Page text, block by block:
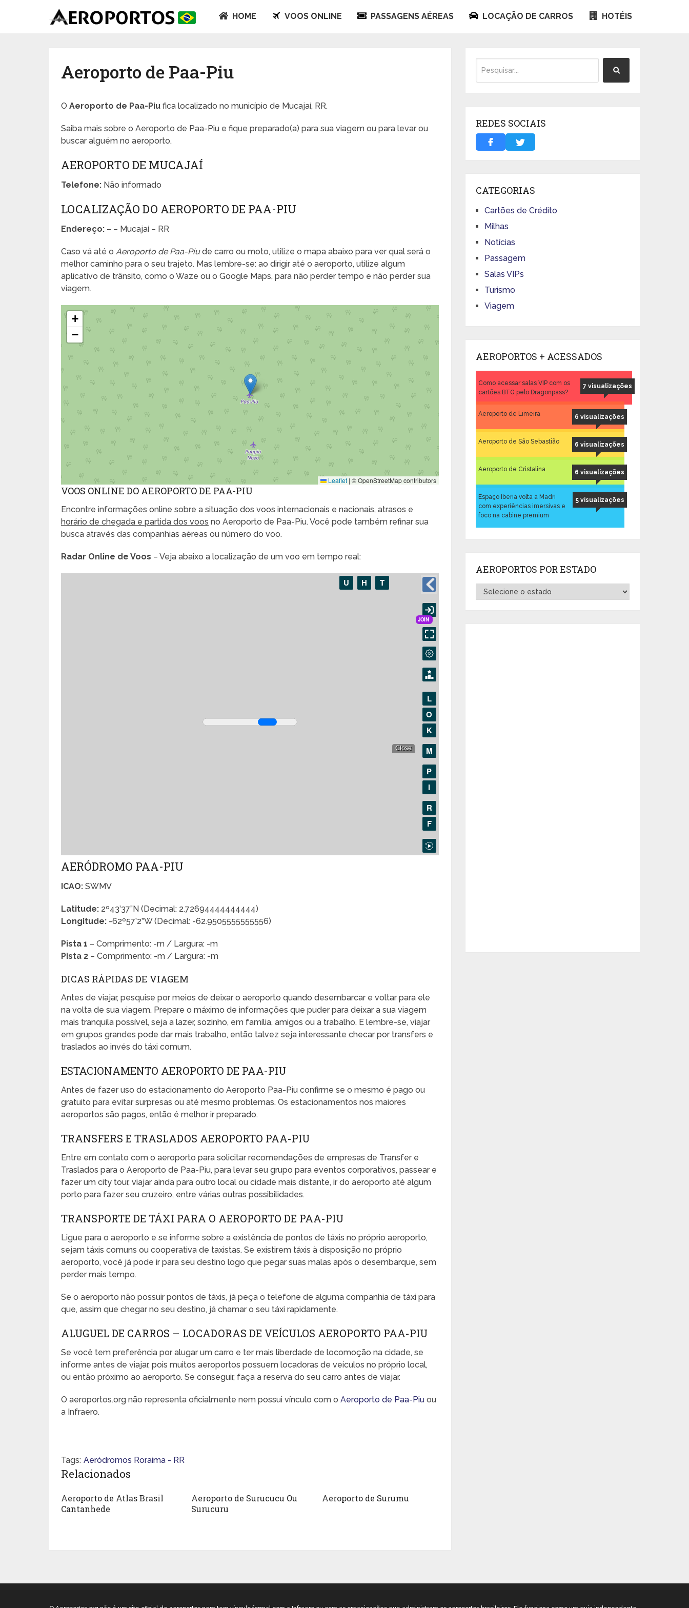
HOME VOOS ONLINE PASSAGENS AÉREAS LOCAÇÃO DE CARROS HOTÉIS
Aeroporto de Paa-Piu
OAeroporto de Paa-Piu fica localizado no município de Mucajaí, RR.
Saiba mais sobre o Aeroporto de Paa-Piu e fique preparado(a) para sua viagem ou para levar ou
buscar alguém no aeroporto.
AEROPORTO DE MUCAJAÍ
Telefone: Não informado
LOCALIZAÇÃO DO AEROPORTO DE PAA-PIU
Endereço: – – Mucajaí – RR
Caso vá até o Aeroporto de Paa-Piude carro ou moto, utilize o mapa abaixo para ver qual será o
melhor caminho para o seu trajeto. Mas lembre-se: ao dirigir até o aeroporto, utilize algum
aplicativo de trânsito, como o Waze ou o Google Maps, para não perder tempo e não perder sua
viagem.
+
−
Leaflet | © OpenStreetMap contributors
VOOS ONLINE DO AEROPORTO DE PAA-PIU
Encontre informações online sobre a situação dos voos internacionais e nacionais, atrasos e
horário de chegada e partida dos voos no Aeroporto de Paa-Piu. Você pode também refinar sua
busca através das companhias aéreas ou número do voo.
Radar Online de Voos – Veja abaixo a localização de um voo em tempo real:
AERÓDROMO PAA-PIU
ICAO: SWMV
Latitude: 2º43’37”N (Decimal: 2.72694444444444)
Longitude: -62º57’2”W (Decimal: -62.9505555555556)
Pista 1 – Comprimento: -m / Largura: -m
Pista 2 – Comprimento: -m / Largura: -m
DICAS RÁPIDAS DE VIAGEM
Antes de viajar, pesquise por meios de deixar o aeroporto quando desembarcar e voltar para ele
na volta de sua viagem. Prepare o máximo de informações que puder para deixar a sua viagem
mais tranquila possível, seja a lazer, sozinho, em família, amigos ou a trabalho. E lembre-se, viajar
em grupos grandes pode dar mais trabalho, então talvez seja interessante checar por transfers e
traslados ao invés do táxi comum.
ESTACIONAMENTO AEROPORTO DE PAA-PIU
Antes de fazer uso do estacionamento do Aeroporto Paa-Piu confirme se o mesmo é pago ou
gratuito para evitar surpresas ou até mesmo problemas. Os estacionamentos nos maiores
aeroportos são pagos, então é melhor ir preparado.
TRANSFERS E TRASLADOS AEROPORTO PAA-PIU
Entre em contato com o aeroporto para solicitar recomendações de empresas de Transfer e
Traslados para o Aeroporto de Paa-Piu, para levar seu grupo para eventos corporativos, passear e
fazer um city tour, viajar ainda para outro local ou cidade mais distante, ir do aeroporto até algum
porto para fazer seu cruzeiro, entre várias outras possibilidades.
TRANSPORTE DE TÁXI PARA O AEROPORTO DE PAA-PIU
Ligue para o aeroporto e se informe sobre a existência de pontos de táxis no próprio aeroporto,
sejam táxis comuns ou cooperativa de taxistas. Se existirem táxis à disposição no próprio
aeroporto, você já pode ir para seu destino logo que pegar suas malas após o desembarque, sem
perder mais tempo.
Se o aeroporto não possuir pontos de táxis, já peça o telefone de alguma companhia de táxi para
que, assim que chegar no seu destino, já chamar o seu táxi rapidamente.
ALUGUEL DE CARROS – LOCADORAS DE VEÍCULOS AEROPORTO PAA-PIU
Se você tem preferência por alugar um carro e ter mais liberdade de locomoção na cidade, se
informe antes de viajar, pois muitos aeroportos possuem locadoras de veículos no próprio local,
ou então próximo ao aeroporto. Se conseguir, faça a reserva do seu carro antes de viajar.
O aeroportos.org não representa oficialmente nem possui vínculo com oAeroporto de Paa-Piu ou
a Infraero.
Tags: Aeródromos Roraima - RR
Relacionados
Aeroporto de Atlas Brasil
Cantanhede
Aeroporto de Surucucu Ou
Surucuru
Aeroporto de Surumu
REDES SOCIAIS
CATEGORIAS
Cartões de Crédito
Milhas
Notícias
Passagem
Salas VIPs
Turismo
Viagem
AEROPORTOS + ACESSADOS
7 visualizações
Como acessar salas VIP com os
cartões BTG pelo Dragonpass?
6 visualizações
Aeroporto de Limeira
6 visualizações
Aeroporto de São Sebastião
6 visualizações
Aeroporto de Cristalina
5 visualizações
Espaço Iberia volta a Madri
com experiências imersivas e
foco na cabine premium
AEROPORTOS POR ESTADO
Aeroportos
por